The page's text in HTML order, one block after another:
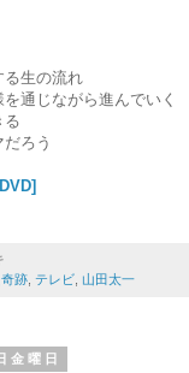
る生の流れ
通じながら進んでいく
る
ろう
跡 テレビ 山田太一
金曜日